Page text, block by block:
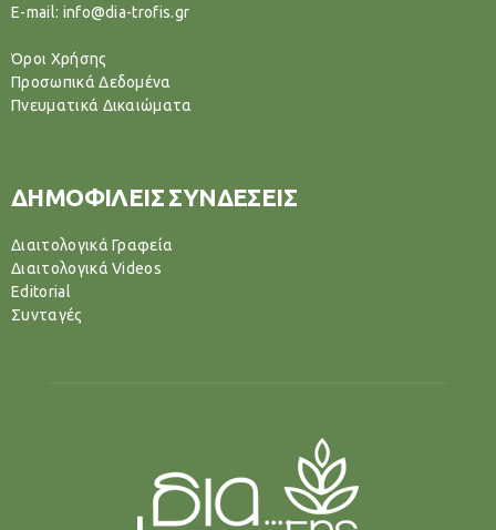
E-mail: info@dia-trofis.gr
Όροι Χρήσης
Προσωπικά Δεδομένα
Πνευματικά Δικαιώματα
ΔΗΜΟΦΙΛΕΙΣ ΣΥΝΔΕΣΕΙΣ
Διαιτολογικά Γραφεία
Διαιτολογικά Videos
Editorial
Συνταγές